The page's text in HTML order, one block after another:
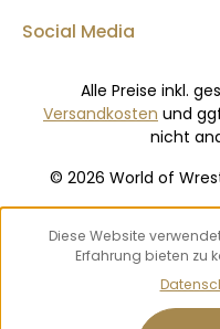
Social Media
© 2026 World of
Alle Preise inkl.
Versandkosten und
nicht
Diese Website
Erfahrung bieten zu